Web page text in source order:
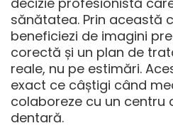
sănătatea. Prin această
beneficiezi de imagini
corectă și un plan de
reale, nu pe estimări.
exact ce câștigi când
colaboreze cu un centru
dentară.